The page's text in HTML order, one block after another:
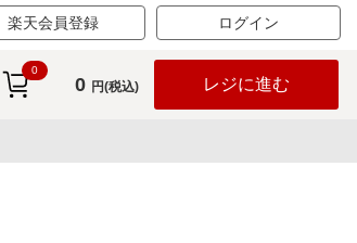
楽天会員登録 ログイン
0
0 円(税込) レジに進む